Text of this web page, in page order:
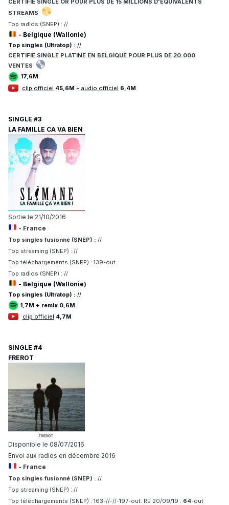
CERTIFIE SINGLE OR POUR PLUS DE 15 MILLIONS D'EQUIVALENTS
STREAMS
Top radios (SNEP) : //
- Belgique (Wallonie)
Top singles (Ultratop) : //
CERTIFIE SINGLE PLATINE EN BELGIQUE POUR PLUS DE 20.000
VENTES
17,6M
clip officiel 45,6M + audio officiel 6,4M
SINGLE #3
LA FAMILLE CA VA BIEN
Sortie le 21/10/2016
- France
Top singles fusionné (SNEP) : //
Top streaming (SNEP) : //
Top téléchargements (SNEP) : 139-out
Top radios (SNEP) : //
- Belgique (Wallonie)
Top singles (Ultratop) : //
1,7M + remix 0,6M
clip officiel 4,7M
SINGLE #4
FREROT
Disponible le 08/07/2016
Envoi aux radios en décembre 2016
- France
Top singles fusionné (SNEP) : //
Top streaming (SNEP) : //
Top téléchargements (SNEP) : 163-//-//-197-out. RE 20/09/19 : 64-out